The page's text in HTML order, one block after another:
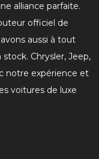
alliance parfaite.
officiel de
aussi à tout
Chrysler, Jeep,
notre expérience et
voitures de luxe